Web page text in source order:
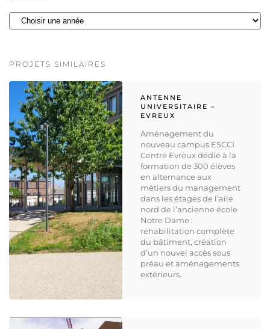
PROJETS SIMILAIRES
ANTENNE
UNIVERSITAIRE –
EVREUX
Aménagement du
nouveau campus ESCCI
Centre Evreux dédié à la
formation de 300 élèves
en alternance aux
métiers du management
dans les étages de l’aile
nord de l’ancienne école
Notre Dame :
réhabilitation complète
du bâtiment, création
d’un nouvel accès sous
préau et aménagements
extérieurs.